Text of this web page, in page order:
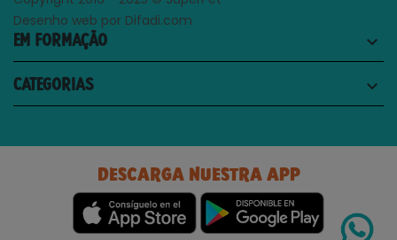
Desenho web por Difadi.com
EM FORMAÇÃO keyboard_arrow_down
CATEGORIAS keyboard_arrow_down
DESCARGA NUESTRA APP